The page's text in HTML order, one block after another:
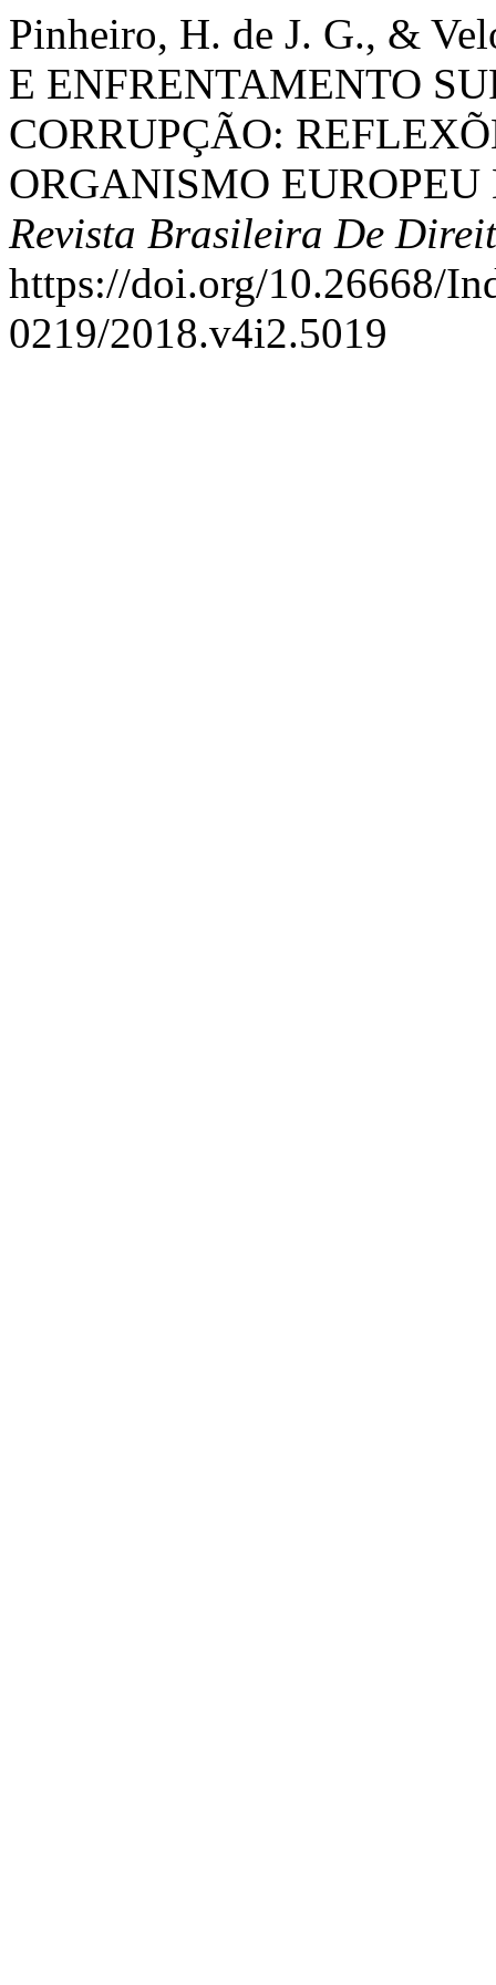
Pinheiro, H. de J. G., &
E ENFRENTAMENTO
CORRUPÇÃO:
ORGANISMO
Revista Brasileira De
https://doi.org/10.26668/
0219/2018.v4i2.5019